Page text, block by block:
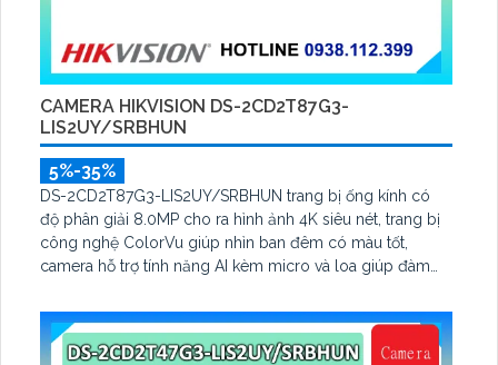
CAMERA HIKVISION DS-2CD2T87G3-
LIS2UY/SRBHUN
5%-35%
DS-2CD2T87G3-LIS2UY/SRBHUN trang bị ống kính có
độ phân giải 8.0MP cho ra hình ảnh 4K siêu nét, trang bị
công nghệ ColorVu giúp nhìn ban đêm có màu tốt,
camera hỗ trợ tính năng AI kèm micro và loa giúp đàm